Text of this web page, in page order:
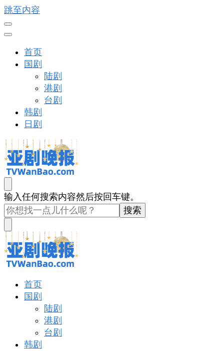
跳至内容
首页
国剧
陆剧
港剧
台剧
韩剧
日剧
亚剧晚报
戏里戏外看亚洲
找
什
么
东
西
吗?
输入任何搜索内容然后按回车键。
亚剧晚报
戏里戏外看亚洲
首页
国剧
陆剧
港剧
台剧
韩剧